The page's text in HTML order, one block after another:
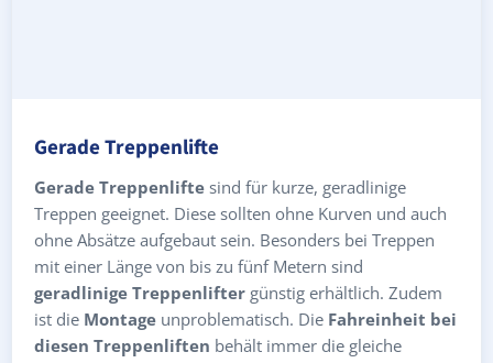
Gerade Treppenlifte
Gerade Treppenlifte sind für kurze, geradlinige
Treppen geeignet. Diese sollten ohne Kurven und auch
ohne Absätze aufgebaut sein. Besonders bei Treppen
mit einer Länge von bis zu fünf Metern sind
geradlinige Treppenlifter günstig erhältlich. Zudem
ist die Montage unproblematisch. Die Fahreinheit bei
diesen Treppenliften behält immer die gleiche